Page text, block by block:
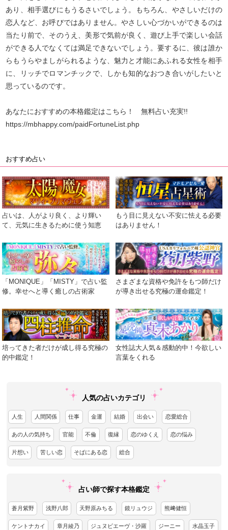
あり、相手選びにもうるさいでしょう。もちろん、やさしいだけの
恋人など、お呼びではありません。やさしい心づかいができるのは
当たり前で、そのうえ、美形で気前が良く、遊び上手で楽しい会話
ができる人でなくては満足できないでしょう。要するに、彼は誰か
らもうらやましがられるような、魅力と才能にあふれる女性を相手
に、リッチでロマンチックで、しかも知的なおつき合いがしたいと
思っているのです。
あなたにおすすめの本格鑑定はこちら！ 無料占い充実!!
https://mbhappy.com/paidFortuneList.php
おすすめ占い
占いは、人がより良く、より輝い
て、元気に生きるために使う知恵
もう目に見えない不安に怯える必要
はありません！
「MONIQUE」「MISTY」で占い監
修。幸せへと導く癒しの占術家
さまざまな資格や免許をもつ師だけ
が導き出せる究極の運命鑑定！
培ってきた者だけが成し得る究極の
的中鑑定！
女性誌大人気＆感動的中！今欲しい
言葉をくれる
人気の占いカテゴリ
人生 人間関係 仕事 金運 結婚 出会い 恋愛総合
あの人の気持ち 官能 不倫 復縁 恋のゆくえ 恋の悩み
片想い 苦しい恋 そばにある恋 総合
占い師で探す本格鑑定
蒼月紫野 浅野八郎 天野原みちる 鏡リュウジ 熊﨑健恒
ケントナカイ 章月綾乃 ジュヌビエーヴ・沙羅 ジーニー 水晶玉子